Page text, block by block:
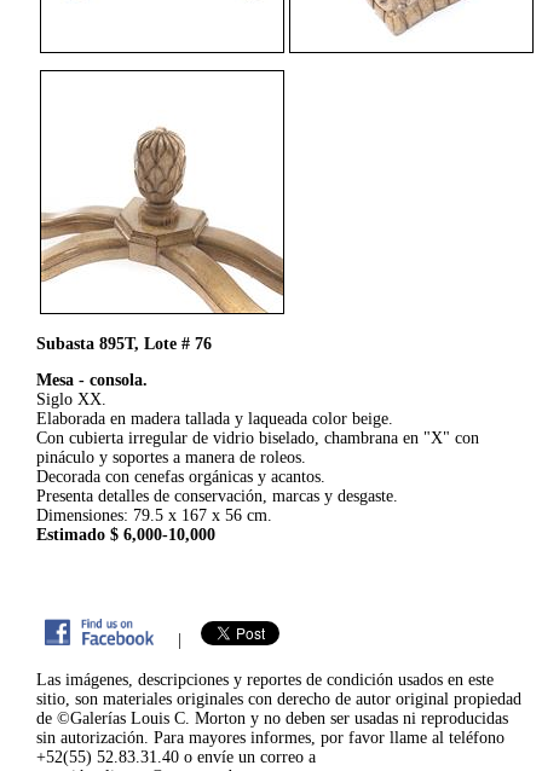
Subasta 895T, Lote # 76
Mesa - consola.
Siglo XX.
Elaborada en madera tallada y laqueada color beige.
Con cubierta irregular de vidrio biselado, chambrana en "X" con
pináculo y soportes a manera de roleos.
Decorada con cenefas orgánicas y acantos.
Presenta detalles de conservación, marcas y desgaste.
Dimensiones: 79.5 x 167 x 56 cm.
Estimado $ 6,000-10,000
|
Las imágenes, descripciones y reportes de condición usados en este
sitio, son materiales originales con derecho de autor original propiedad
de ©Galerías Louis C. Morton y no deben ser usadas ni reproducidas
sin autorización. Para mayores informes, por favor llame al teléfono
+52(55) 52.83.31.40 o envíe un correo a